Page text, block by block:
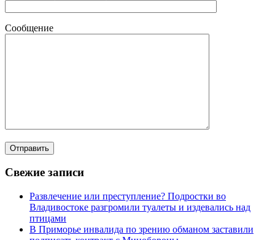
Сообщение
Свежие записи
Развлечение или преступление? Подростки во
Владивостоке разгромили туалеты и издевались над
птицами
В Приморье инвалида по зрению обманом заставили